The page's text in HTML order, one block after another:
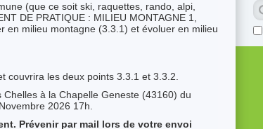
(que ce soit ski, raquettes, rando, alpi,
DE PRATIQUE : MILIEU MONTAGNE 1,
en milieu montagne (3.3.1) et évoluer en milieu
couvrira les deux points 3.3.1 et 3.3.2.
à la Chapelle Geneste (43160) du
2026 17h.
Prévenir par mail lors de votre envoi